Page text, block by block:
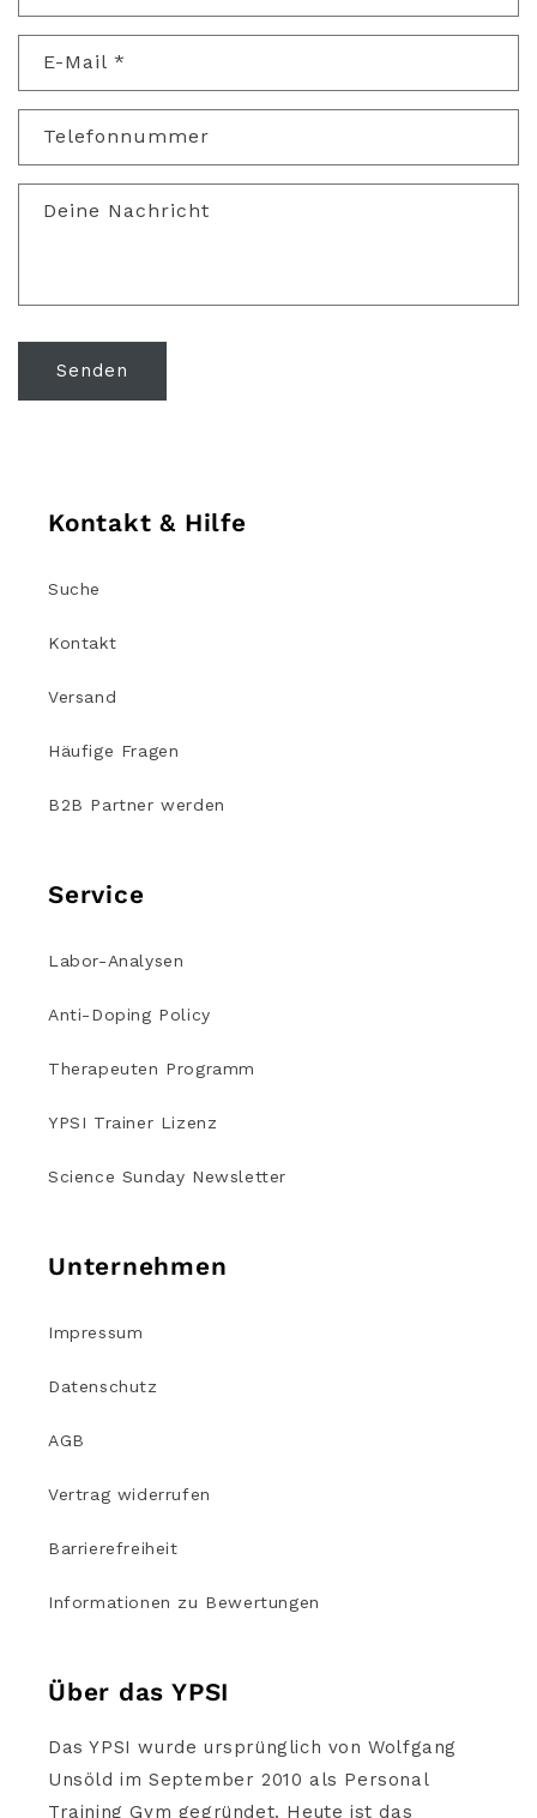
E-Mail *
Telefonnummer
Deine Nachricht
Senden
Kontakt & Hilfe
Suche
Kontakt
Versand
Häufige Fragen
B2B Partner werden
Service
Labor-Analysen
Anti-Doping Policy
Therapeuten Programm
YPSI Trainer Lizenz
Science Sunday Newsletter
Unternehmen
Impressum
Datenschutz
AGB
Vertrag widerrufen
Barrierefreiheit
Informationen zu Bewertungen
Über das YPSI
Das YPSI wurde ursprünglich von Wolfgang
Unsöld im September 2010 als Personal
Training Gym gegründet. Heute ist das